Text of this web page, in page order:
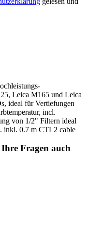
Leica M165 und Leica
ideal für Vertiefungen
incl.
von 1/2" Filtern ideal
inkl. 0.7 m CTL2 cable
Fragen auch